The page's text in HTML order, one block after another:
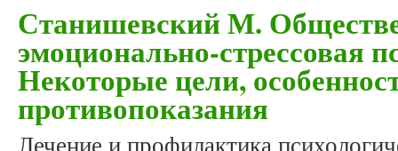
Станишевский М.
эмоционально-стрессовая
Некоторые цели,
противопоказания